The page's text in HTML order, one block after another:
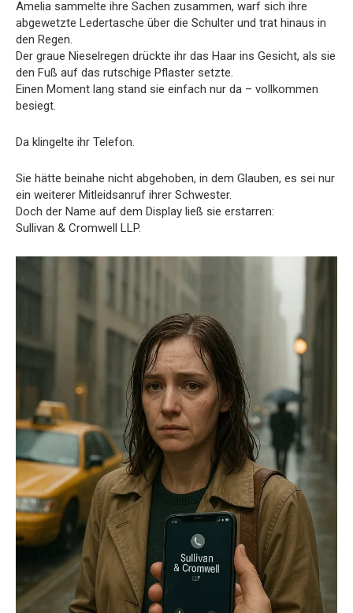
Amelia sammelte ihre Sachen zusammen, warf sich ihre
abgewetzte Ledertasche über die Schulter und trat hinaus in
den Regen.
Der graue Nieselregen drückte ihr das Haar ins Gesicht, als sie
den Fuß auf das rutschige Pflaster setzte.
Einen Moment lang stand sie einfach nur da – vollkommen
besiegt.
Da klingelte ihr Telefon.
Sie hätte beinahe nicht abgehoben, in dem Glauben, es sei nur
ein weiterer Mitleidsanruf ihrer Schwester.
Doch der Name auf dem Display ließ sie erstarren:
Sullivan & Cromwell LLP.